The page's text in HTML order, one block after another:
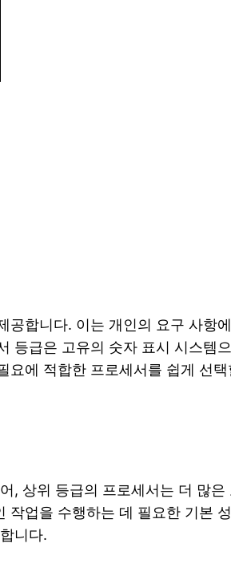
합니다. 이는 개인의 요구 사항
등급은 고유의 숫자 표시 시스템
에 적합한 프로세서를 쉽게 선
, 상위 등급의 프로세서는 더 많
업을 수행하는 데 필요한 기본
니다.